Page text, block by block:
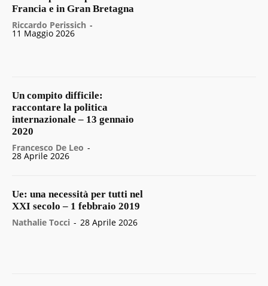
Francia e in Gran Bretagna
Riccardo Perissich -
11 Maggio 2026
Un compito difficile:
raccontare la politica
internazionale – 13 gennaio
2020
Francesco De Leo -
28 Aprile 2026
Ue: una necessità per tutti nel
XXI secolo – 1 febbraio 2019
Nathalie Tocci - 28 Aprile 2026